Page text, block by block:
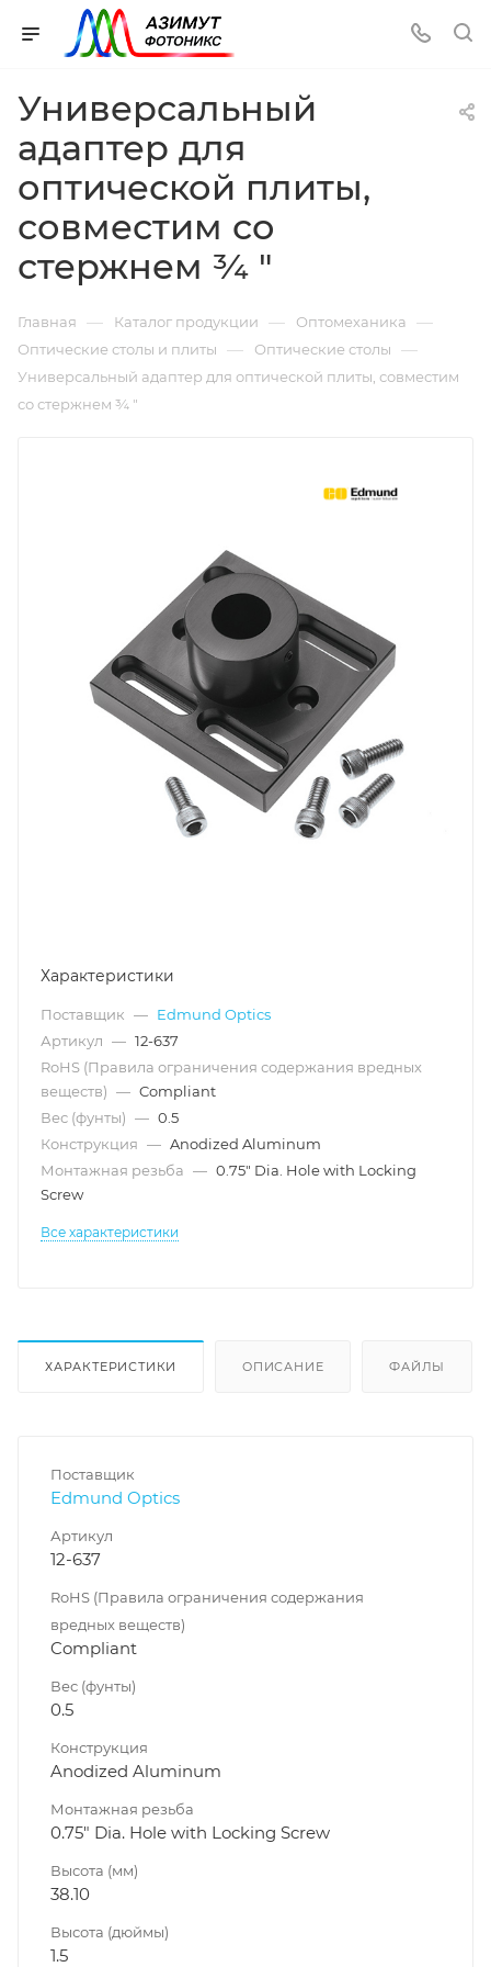
Универсальный
адаптер для
оптической плиты,
совместим со
стержнем ¾ "
Главная — Каталог продукции — Оптомеханика —
Оптические столы и плиты — Оптические столы —
Универсальный адаптер для оптической плиты, совместим
со стержнем ¾ "
Характеристики
Поставщик — Edmund Optics
Артикул — 12-637
RoHS (Правила ограничения содержания вредных
веществ) — Compliant
Вес (фунты) — 0.5
Конструкция — Anodized Aluminum
Монтажная резьба — 0.75" Dia. Hole with Locking
Screw
Все характеристики
ХАРАКТЕРИСТИКИ ОПИСАНИЕ ФАЙЛЫ
Поставщик
Edmund Optics
Артикул
12-637
RoHS (Правила ограничения содержания
вредных веществ)
Compliant
Вес (фунты)
0.5
Конструкция
Anodized Aluminum
Монтажная резьба
0.75" Dia. Hole with Locking Screw
Высота (мм)
38.10
Высота (дюймы)
1.5